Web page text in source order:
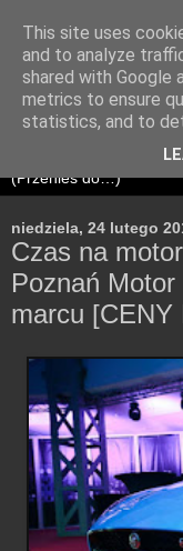
niedziela, 24 lutego
Czas na
Poznań
marcu [CENY
This site uses
and to analyze
shared with Google
metrics to ensure
statistics, and to